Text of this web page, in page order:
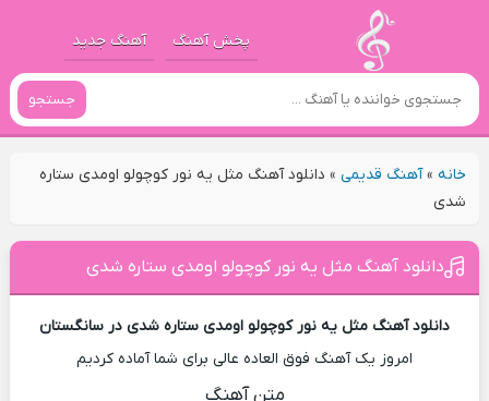
پخش آهنگ آهنگ جدید
جستجو
خانه»آهنگ قدیمی» دانلود آهنگ مثل یه نور کوچولو اومدی ستاره
شدی
دانلود آهنگ مثل یه نور کوچولو اومدی ستاره شدی
دانلود آهنگ مثل یه نور کوچولو اومدی ستاره شدی در سانگستان
امروز یک آهنگ فوق العاده عالی برای شما آماده کردیم
متن آهنگ